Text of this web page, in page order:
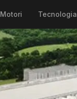
Motori Tecnologia